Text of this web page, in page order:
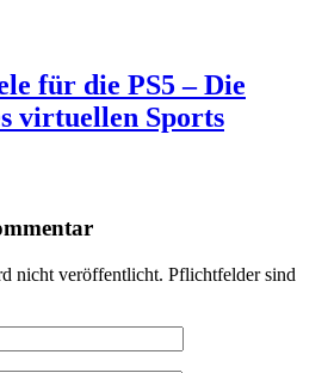
für die PS5 – Die
virtuellen Sports
nicht veröffentlicht. Pflichtfelder sind